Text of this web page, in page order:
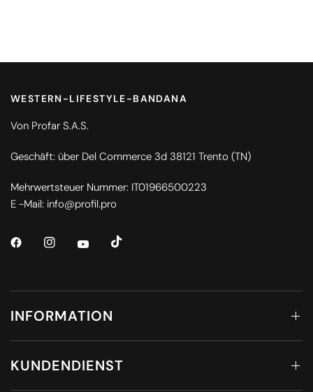
WESTERN-LIFESTYLE-BANDANA
Von Profar S.A.S.
Geschäft: über Del Commerce 3d 38121 Trento (TN)
Mehrwertsteuer Nummer: IT01966500223
E -Mail: info@profil.pro
INFORMATION
KUNDENDIENST